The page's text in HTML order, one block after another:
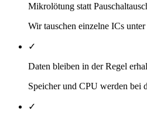
Mikrolötung statt
Wir tauschen einzelne ICs
✓
Daten bleiben in der Regel
Speicher und CPU werden bei
✓